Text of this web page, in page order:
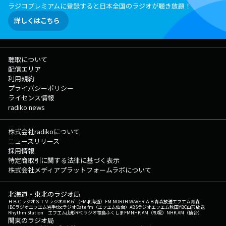
ラジコプレミアムに登録すると日本全国のラジオが聴き放題！
詳しくはこちら
聴取について
配信エリア
利用規約
プライバシーポリシー
ライセンス情報
radiko news
株式会社radikoについて
ニュースリリース
採用情報
特定商取引に関する法律に基づく表示
株式会社メディアプラットフォームラボについて
北海道・東北のラジオ局
ＨＢＣラジオＳＴＶラジオAIR-G'（FM北海道） FM NORTH WAVEＲＡＢ青森放送エフエム青森
IBCラジオエフエム岩手tbcラジオDate fm（エフエム仙台） ABSラジオエフエム秋田YBC山形放送
Rhythm Station エフエム山形RFCラジオ福島ふくしまFMNHK AM（札幌） NHK AM（仙台）
関東のラジオ局